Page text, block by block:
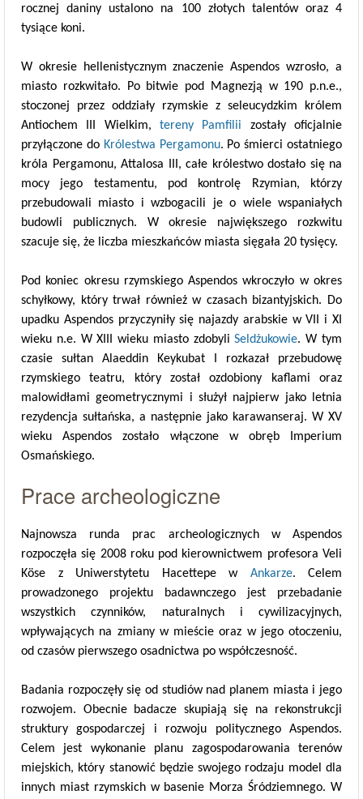
rocznej daniny ustalono na 100 złotych talentów oraz 4
tysiące koni.
W okresie hellenistycznym znaczenie Aspendos wzrosło, a
miasto rozkwitało. Po bitwie pod Magnezją w 190 p.n.e.,
stoczonej przez oddziały rzymskie z seleucydzkim królem
Antiochem III Wielkim, tereny Pamfilii zostały oficjalnie
przyłączone do Królestwa Pergamonu. Po śmierci ostatniego
króla Pergamonu, Attalosa III, całe królestwo dostało się na
mocy jego testamentu, pod kontrolę Rzymian, którzy
przebudowali miasto i wzbogacili je o wiele wspaniałych
budowli publicznych. W okresie największego rozkwitu
szacuje się, że liczba mieszkańców miasta sięgała 20 tysięcy.
Pod koniec okresu rzymskiego Aspendos wkroczyło w okres
schyłkowy, który trwał również w czasach bizantyjskich. Do
upadku Aspendos przyczyniły się najazdy arabskie w VII i XI
wieku n.e. W XIII wieku miasto zdobyliSeldżukowie. W tym
czasie sułtan Alaeddin Keykubat I rozkazał przebudowę
rzymskiego teatru, który został ozdobiony kaflami oraz
malowidłami geometrycznymi i służył najpierw jako letnia
rezydencja sułtańska, a następnie jako karawanseraj. W XV
wieku Aspendos zostało włączone w obręb Imperium
Osmańskiego.
Prace archeologiczne
Najnowsza runda prac archeologicznych w Aspendos
rozpoczęła się 2008 roku pod kierownictwem profesora Veli
Köse z Uniwerstytetu Hacettepe w Ankarze. Celem
prowadzonego projektu badawnczego jest przebadanie
wszystkich czynników, naturalnych i cywilizacyjnych,
wpływających na zmiany w mieście oraz w jego otoczeniu,
od czasów pierwszego osadnictwa po współczesność.
Badania rozpoczęły się od studiów nad planem miasta i jego
rozwojem. Obecnie badacze skupiają się na rekonstrukcji
struktury gospodarczej i rozwoju politycznego Aspendos.
Celem jest wykonanie planu zagospodarowania terenów
miejskich, który stanowić będzie swojego rodzaju model dla
innych miast rzymskich w basenie Morza Śródziemnego. W